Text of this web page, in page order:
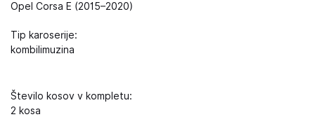
Opel Corsa E (2015–2020)
Tip karoserije:
kombilimuzina
Število kosov v kompletu:
2 kosa